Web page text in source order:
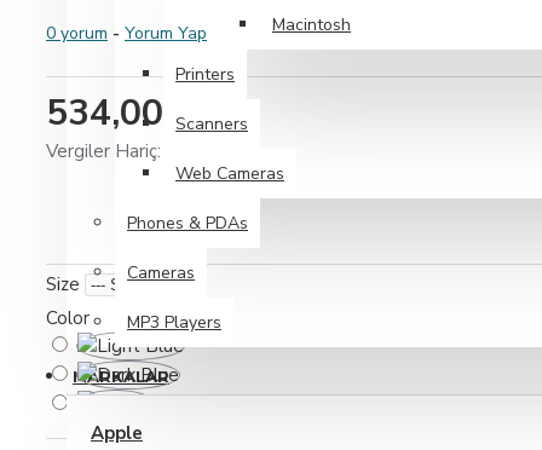
Daha Fazlasını Görüntüle
Footwear
Flip Flops
Heels
Running
Daha Fazlasını Görüntüle
Electronics
Macintosh
Printers
Scanners
Web Cameras
Phones & PDAs
Cameras
MP3 Players
MARKALAR
Apple
0 yorum - Yorum Yap
534,00TL
Vergiler Hariç: 534,00TL
Size
Color